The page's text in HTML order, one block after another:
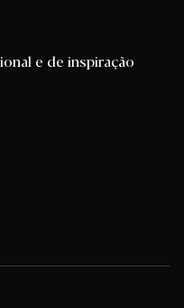
e de inspiração